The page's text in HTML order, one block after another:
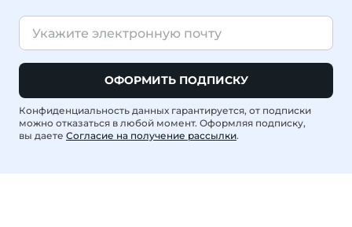
ОФОРМИТЬ ПОДПИСКУ
Конфиденциальность данных гарантируется, от подписки
можно отказаться в любой момент. Оформляя подписку,
вы даете Согласие на получение рассылки.